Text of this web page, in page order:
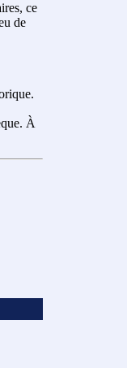
ce
de
À